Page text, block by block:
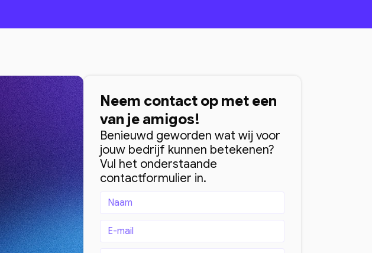
Neem contact op met een
van je amigos!
Benieuwd geworden wat wij voor
jouw bedrijf kunnen betekenen?
Vul het onderstaande
contactformulier in.